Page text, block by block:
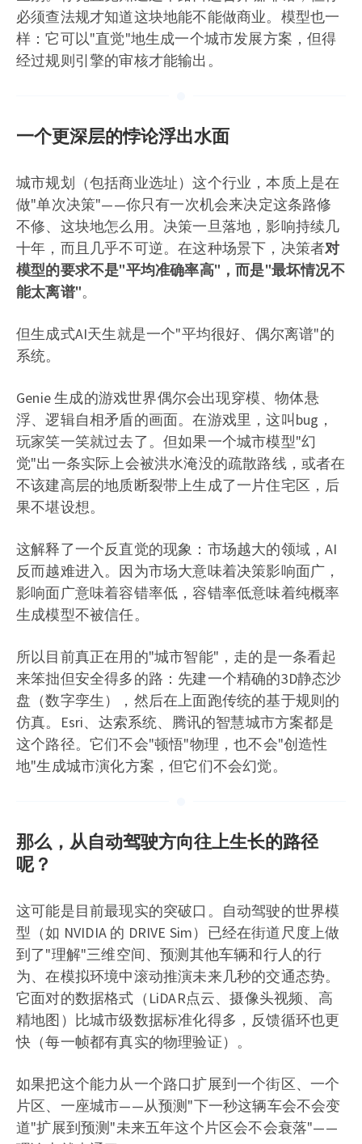
必须查法规才知道这块地能不能做商业。模型也一
样：它可以"直觉"地生成一个城市发展方案，但得
经过规则引擎的审核才能输出。
一个更深层的悖论浮出水面
城市规划（包括商业选址）这个行业，本质上是在
做"单次决策"——你只有一次机会来决定这条路修
不修、这块地怎么用。决策一旦落地，影响持续几
十年，而且几乎不可逆。在这种场景下，决策者对
模型的要求不是"平均准确率高"，而是"最坏情况不
能太离谱"。
但生成式AI天生就是一个"平均很好、偶尔离谱"的
系统。
Genie 生成的游戏世界偶尔会出现穿模、物体悬
浮、逻辑自相矛盾的画面。在游戏里，这叫bug，
玩家笑一笑就过去了。但如果一个城市模型"幻
觉"出一条实际上会被洪水淹没的疏散路线，或者在
不该建高层的地质断裂带上生成了一片住宅区，后
果不堪设想。
这解释了一个反直觉的现象：市场越大的领域，AI
反而越难进入。因为市场大意味着决策影响面广，
影响面广意味着容错率低，容错率低意味着纯概率
生成模型不被信任。
所以目前真正在用的"城市智能"，走的是一条看起
来笨拙但安全得多的路：先建一个精确的3D静态沙
盘（数字孪生），然后在上面跑传统的基于规则的
仿真。Esri、达索系统、腾讯的智慧城市方案都是
这个路径。它们不会"顿悟"物理，也不会"创造性
地"生成城市演化方案，但它们不会幻觉。
那么，从自动驾驶方向往上生长的路径
呢？
这可能是目前最现实的突破口。自动驾驶的世界模
型（如 NVIDIA 的 DRIVE Sim）已经在街道尺度上做
到了"理解"三维空间、预测其他车辆和行人的行
为、在模拟环境中滚动推演未来几秒的交通态势。
它面对的数据格式（LiDAR点云、摄像头视频、高
精地图）比城市级数据标准化得多，反馈循环也更
快（每一帧都有真实的物理验证）。
如果把这个能力从一个路口扩展到一个街区、一个
片区、一座城市——从预测"下一秒这辆车会不会变
道"扩展到预测"未来五年这个片区会不会衰落"——